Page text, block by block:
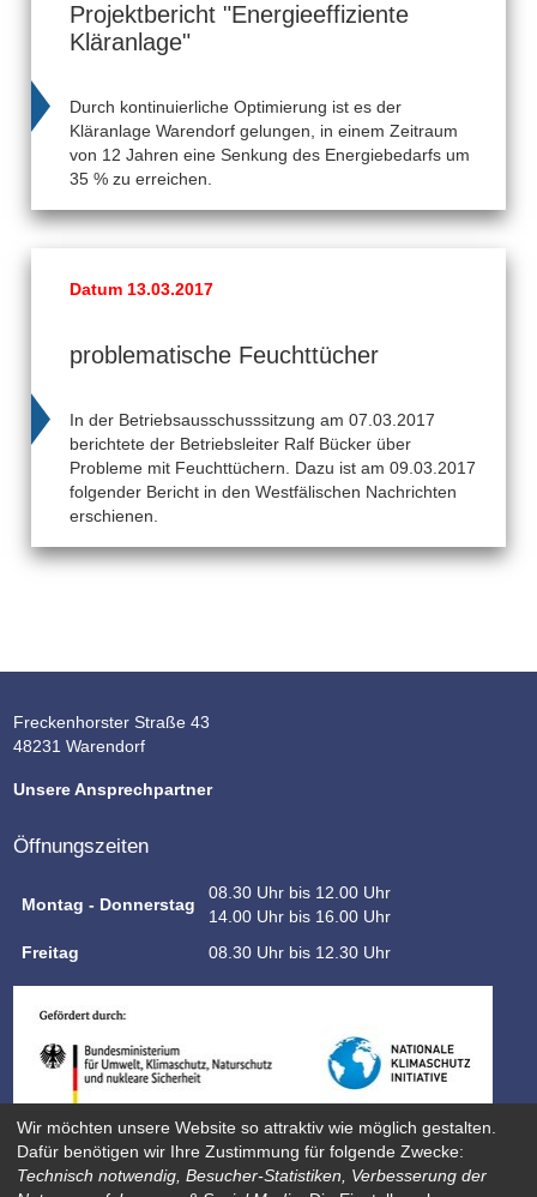
Projektbericht "Energieeffiziente
Kläranlage"
Durch kontinuierliche Optimierung ist es der
Kläranlage Warendorf gelungen, in einem Zeitraum
von 12 Jahren eine Senkung des Energiebedarfs um
35 % zu erreichen.
problematische Feuchttücher
Datum 13.03.2017
In der Betriebsausschusssitzung am 07.03.2017
berichtete der Betriebsleiter Ralf Bücker über
Probleme mit Feuchttüchern. Dazu ist am 09.03.2017
folgender Bericht in den Westfälischen Nachrichten
erschienen.
Freckenhorster Straße 43
48231 Warendorf
Unsere Ansprechpartner
Öffnungszeiten
Montag - Donnerstag
08.30 Uhr bis 12.00 Uhr
14.00 Uhr bis 16.00 Uhr
Freitag
08.30 Uhr bis 12.30 Uhr
Wir möchten unsere Website so attraktiv wie möglich gestalten.
Dafür benötigen wir Ihre Zustimmung für folgende Zwecke:
Technisch notwendig, Besucher-Statistiken, Verbesserung der